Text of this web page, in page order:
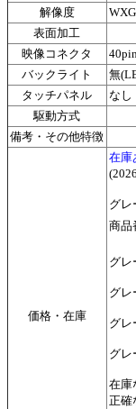
解像度
表面加工
映像コネクタ
バックライト
無
タッチパネル
なし
駆動方式
備考・その他特徴
価格・在庫
在庫
グレ
商品
グレ
グレ
グレ
グレ
在庫
正確